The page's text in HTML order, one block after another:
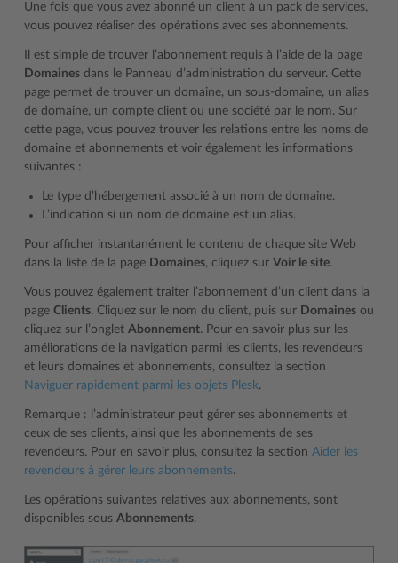
Une fois que vous avez abonné un client à un pack de services,
vous pouvez réaliser des opérations avec ses abonnements.
Il est simple de trouver l’abonnement requis à l’aide de la page
Domaines dans le Panneau d’administration du serveur. Cette
page permet de trouver un domaine, un sous-domaine, un alias
de domaine, un compte client ou une société par le nom. Sur
cette page, vous pouvez trouver les relations entre les noms de
domaine et abonnements et voir également les informations
suivantes :
Le type d’hébergement associé à un nom de domaine.
L’indication si un nom de domaine est un alias.
Pour afficher instantanément le contenu de chaque site Web
dans la liste de la page Domaines, cliquez sur Voir le site.
Vous pouvez également traiter l’abonnement d’un client dans la
page Clients. Cliquez sur le nom du client, puis sur Domaines ou
cliquez sur l’onglet Abonnement. Pour en savoir plus sur les
améliorations de la navigation parmi les clients, les revendeurs
et leurs domaines et abonnements, consultez la section
Naviguer rapidement parmi les objets Plesk.
Remarque : l’administrateur peut gérer ses abonnements et
ceux de ses clients, ainsi que les abonnements de ses
revendeurs. Pour en savoir plus, consultez la section Aider les
revendeurs à gérer leurs abonnements.
Les opérations suivantes relatives aux abonnements, sont
disponibles sous Abonnements.